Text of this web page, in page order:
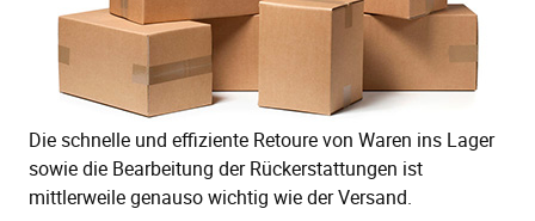
Die schnelle und effiziente Retoure von Waren ins Lager
sowie die Bearbeitung der Rückerstattungen ist
mittlerweile genauso wichtig wie der Versand.